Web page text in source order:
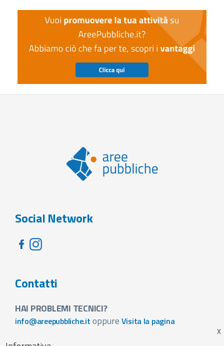
Social Network
Contatti
HAI PROBLEMI TECNICI?
info@areepubbliche.it oppure Visita la pagina